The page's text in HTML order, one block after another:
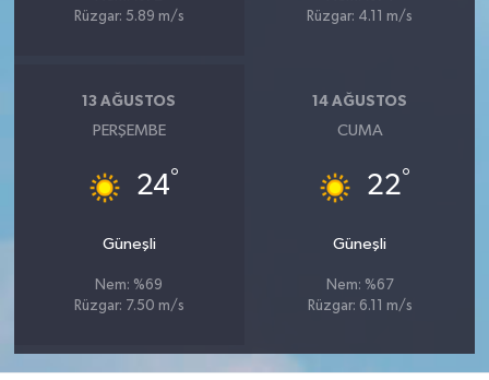
Rüzgar: 5.89 m/s
Rüzgar: 4.11 m/s
13 AĞUSTOS
PERŞEMBE
24°
Güneşli
Nem: %69
Rüzgar: 7.50 m/s
14 AĞUSTOS
CUMA
22°
Güneşli
Nem: %67
Rüzgar: 6.11 m/s